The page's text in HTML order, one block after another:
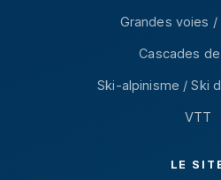
Grandes voies /
Cascades
Ski-alpinisme / Ski
VTT
LE